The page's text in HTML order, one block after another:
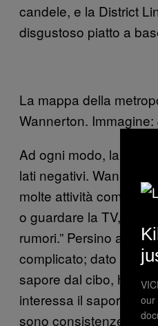
candele, e la District
disgustoso piatto a
La mappa della
Wannerton.
Ad ogni modo, la
lati negativi.
molte attività comuni,
o guardare la TV,
rumori.” Persino
complicato; dato che
sapore dal cibo, ha
interessa il sapore
sono consistenze,”
our